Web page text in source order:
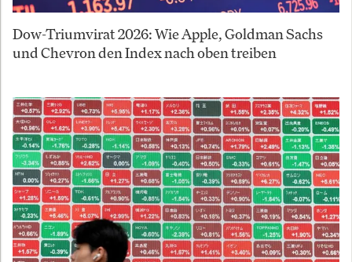
Dow-Triumvirat 2026: Wie Apple, Goldman Sachs
und Chevron den Index nach oben treiben